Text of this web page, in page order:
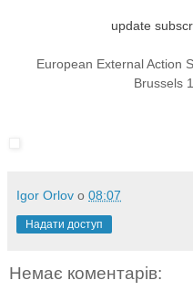
update
European External Action
Brussels
Igor Orlov о 08:07
Надати доступ
Немає коментарів: